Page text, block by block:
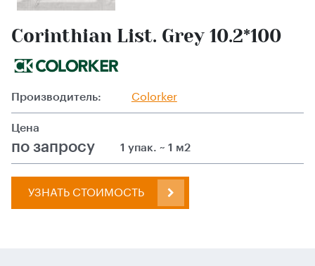
Corinthian List. Grey 10.2*100
Производитель: Colorker
Цена
по запросу 1 упак. ~ 1 м2
УЗНАТЬ СТОИМОСТЬ